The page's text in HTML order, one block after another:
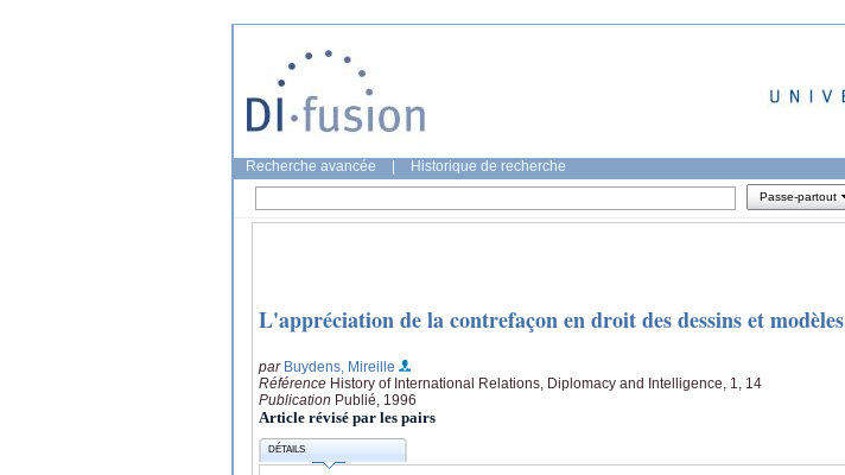
Recherche avancée Historique de recherche
Passe-partout
L'appréciation de la contrefaçon en droit des dessins et modèles
par Buydens, Mireille
Référence History of International Relations, Diplomacy and Intelligence, 1, 14
Publication Publié, 1996
Article révisé par les pairs
DÉTAILS